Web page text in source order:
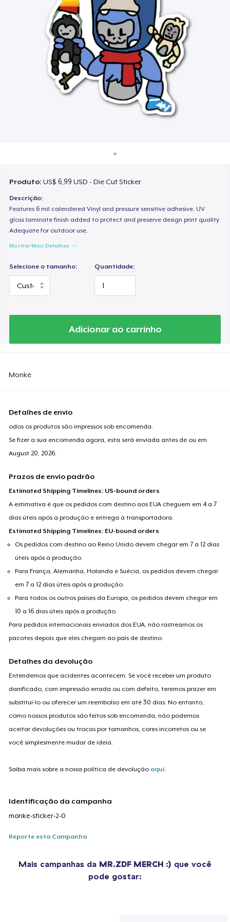
Venda em todo lugar
Venda qualquer coisa
Produto:US$ 6,99 USD - Die Cut Sticker
Descrição:
Features 6 mil calendered Vinyl and pressure sensitive adhesive. UV
gloss laminate finish added to protect and preserve design print quality.
Adequate for outdoor use.
Mostrar Mais Detalhes
Selecione o tamanho: Quantidade:
Adicionar ao carrinho
Monke
Detalhes de envio
odos os produtos são impressos sob encomenda.
Se fizer a sua encomenda agora, esta será enviada antes de ou em
August 20, 2026
Prazos de envio padrão
Estimated Shipping Timelines: US-bound orders
A estimativa é que os pedidos com destino aos EUA cheguem em 4 a 7
dias úteis após a produção e entrega à transportadora.
Estimated Shipping Timelines: EU-bound orders
Os pedidos com destino ao Reino Unido devem chegar em 7 a 12 dias
úteis após a produção.
Para França, Alemanha, Holanda e Suécia, os pedidos devem chegar
em 7 a 12 dias úteis após a produção.
Para todos os outros países da Europa, os pedidos devem chegar em
10 a 16 dias úteis após a produção.
Para pedidos internacionais enviados dos EUA, não rastreamos os
pacotes depois que eles chegam ao país de destino.
Detalhes da devolução
Entendemos que acidentes acontecem. Se você receber um produto
danificado, com impressão errada ou com defeito, teremos prazer em
substituí-lo ou oferecer um reembolso em até 30 dias. No entanto,
como nossos produtos são feitos sob encomenda, não podemos
aceitar devoluções ou trocas por tamanhos, cores incorretos ou se
você simplesmente mudar de ideia.
Saiba mais sobre a nossa política de devolução aqui
Identificação da campanha
monke-sticker-2-0
Reporte esta Campanha
Mais campanhas da MR.ZDF MERCH :) que você
pode gostar: